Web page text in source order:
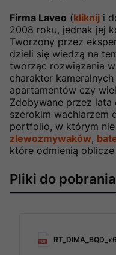
Firma Laveo (kliknij i
2008 roku, jednak jej
Tworzony przez
dzieli się wiedzą na
tworząc rozwiązania
charakter
apartamentów czy
Zdobywane przez lata
szerokim wachlarzem
portfolio, w którym
zlewozmywaków,
które odmienią oblicze
Pliki do pobrania